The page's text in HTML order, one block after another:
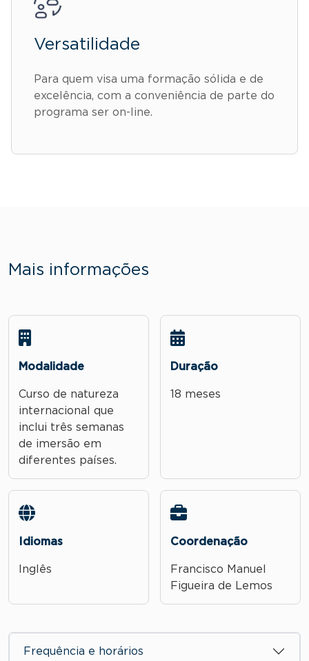
Versatilidade
Para quem visa uma formação sólida e de
excelência, com a conveniência de parte do
programa ser on-line.
Mais informações
Modalidade
Curso de natureza
internacional que
inclui três semanas
de imersão em
diferentes países.
Duração
18 meses
Idiomas
Inglês
Coordenação
Francisco Manuel
Figueira de Lemos
Frequência e horários